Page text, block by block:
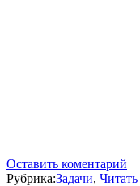
Оставить коментарий
Рубрика:Задачи,